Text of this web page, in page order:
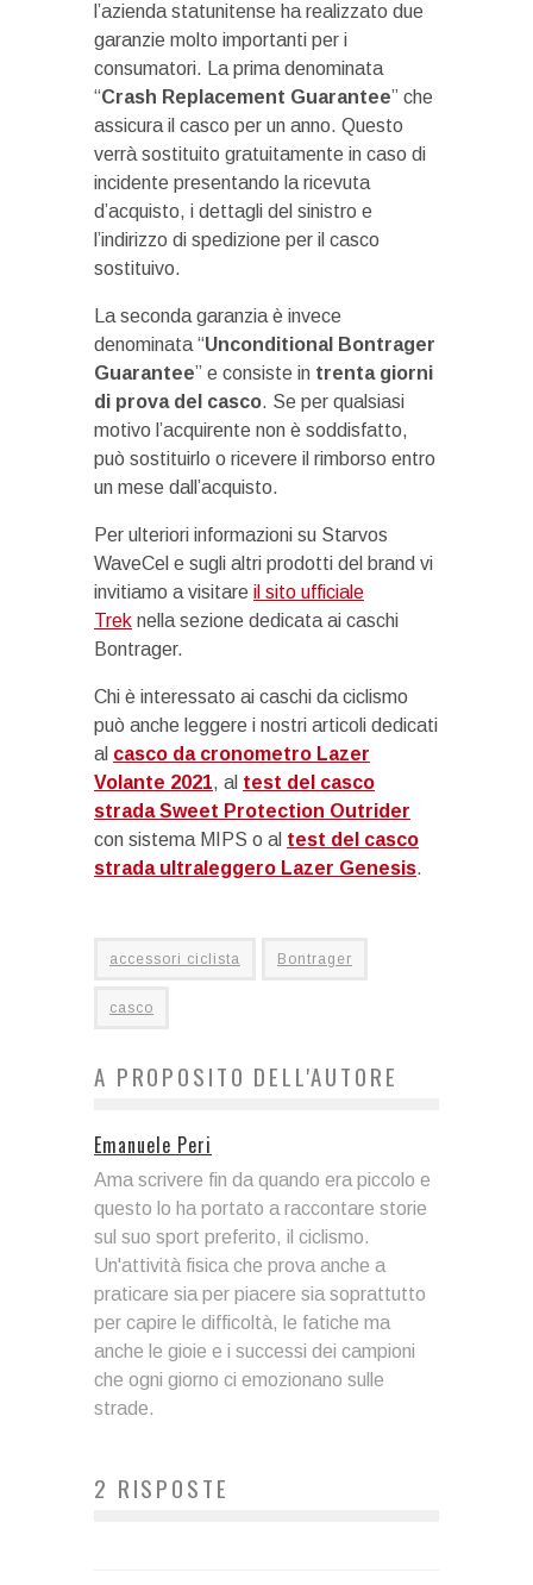
l’azienda statunitense ha realizzato due
garanzie molto importanti per i
consumatori. La prima denominata
“Crash Replacement Guarantee” che
assicura il casco per un anno. Questo
verrà sostituito gratuitamente in caso di
incidente presentando la ricevuta
d’acquisto, i dettagli del sinistro e
l’indirizzo di spedizione per il casco
sostituivo.
La seconda garanzia è invece
denominata “Unconditional Bontrager
Guarantee” e consiste in trenta giorni
di prova del casco. Se per qualsiasi
motivo l’acquirente non è soddisfatto,
può sostituirlo o ricevere il rimborso entro
un mese dall’acquisto.
Per ulteriori informazioni su Starvos
WaveCel e sugli altri prodotti del brand vi
invitiamo a visitare il sito ufficiale
Trek nella sezione dedicata ai caschi
Bontrager.
Chi è interessato ai caschi da ciclismo
può anche leggere i nostri articoli dedicati
al casco da cronometro Lazer
Volante 2021, al test del casco
strada Sweet Protection Outrider
con sistema MIPS o al test del casco
strada ultraleggero Lazer Genesis.
accessori ciclista Bontrager
casco
A PROPOSITO DELL'AUTORE
Emanuele Peri
Ama scrivere fin da quando era piccolo e
questo lo ha portato a raccontare storie
sul suo sport preferito, il ciclismo.
Un'attività fisica che prova anche a
praticare sia per piacere sia soprattutto
per capire le difficoltà, le fatiche ma
anche le gioie e i successi dei campioni
che ogni giorno ci emozionano sulle
strade.
2 RISPOSTE